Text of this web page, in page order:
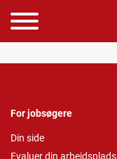
For jobsøgere
Din side
Evaluer din arbejdsplads